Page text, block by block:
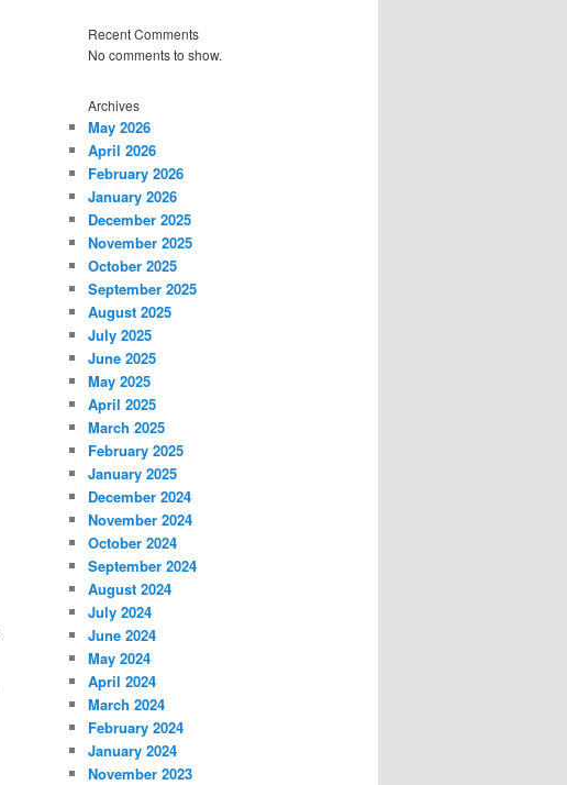
Recent Comments
No comments to show.
Archives
May 2026
April 2026
February 2026
January 2026
December 2025
November 2025
October 2025
September 2025
August 2025
July 2025
June 2025
May 2025
April 2025
March 2025
February 2025
January 2025
December 2024
November 2024
October 2024
September 2024
August 2024
July 2024
June 2024
May 2024
April 2024
March 2024
February 2024
January 2024
November 2023